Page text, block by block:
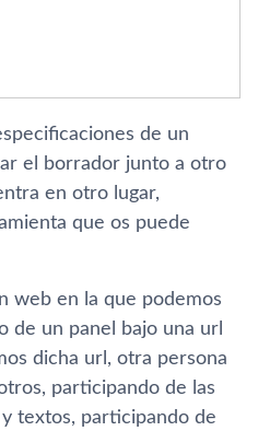
de un
el borrador junto a otro
en otro lugar,
que os puede
web en la que podemos
de un panel bajo una url
dicha url, otra persona
participando de las
textos, participando de